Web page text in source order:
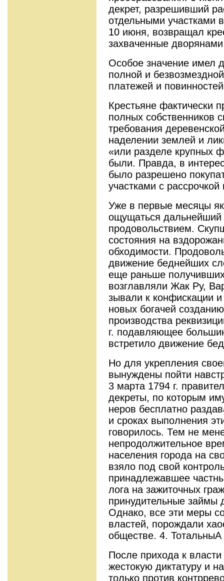
декрет, разрешивший
отдель­ными участками
10 июня, возвращал
захваченные
Особое значение имел
полной и
платежей и повинностей
Крестьяне фактически
полных собствен­ников
требования
наделении землей и
«или разде­ле крупных
были. Правда, в
было разрешено
участками с рассрочкой
Уже в первые месяцы
ощущаться дальнейший
продовольствием.
состояния на
обходимости.
движение бедней­ших
еще раньше
возглавляли Жак Ру,
зывали к конфискации
новых богачей
производства
г. подавляющее
встретило движение
Но для укрепления
вынуждены пойти
3 марта 1794 г.
декреты, по которым
неров бесплатно
и сроках выпол­нения
говорилось. Тем не
непродолжительное
населе­ния города на
взяло под свой
принадлежавшее
лога на зажиточных
принудительные займы
Однако, все эти меры
властей, порождали
обществе. 4. ТотальныА
После прихода к
жестокую диктатуру и
только против